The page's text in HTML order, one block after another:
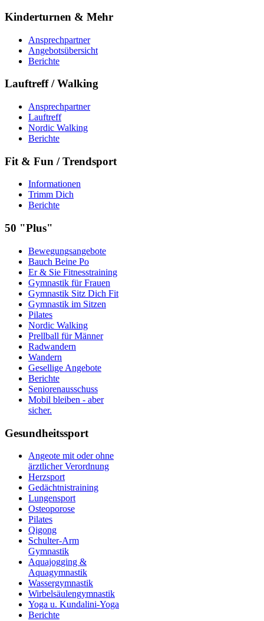
Kinderturnen & Mehr
Ansprechpartner
Angebotsübersicht
Berichte
Lauftreff / Walking
Ansprechpartner
Lauftreff
Nordic Walking
Berichte
Fit & Fun / Trendsport
Informationen
Trimm Dich
Berichte
50 "Plus"
Bewegungsangebote
Bauch Beine Po
Er & Sie Fitnesstraining
Gymnastik für Frauen
Gymnastik Sitz Dich Fit
Gymnastik im Sitzen
Pilates
Nordic Walking
Prellball für Männer
Radwandern
Wandern
Gesellige Angebote
Berichte
Seniorenausschuss
Mobil bleiben - aber
sicher.
Gesundheitssport
Angeote mit oder ohne
ärztlicher Verordnung
Herzsport
Gedächtnistraining
Lungensport
Osteoporose
Pilates
Qigong
Schulter-Arm
Gymnastik
Aquajogging &
Aquagymnastik
Wassergymnastik
Wirbelsäulengymnastik
Yoga u. Kundalini-Yoga
Berichte